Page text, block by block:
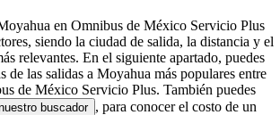
en Omnibus de México Servicio Plus
siendo la ciudad de salida, la distancia y el
relevantes. En el siguiente apartado, puedes
de las salidas a Moyahua más populares entre
de México Servicio Plus. También puedes
buscador , para conocer el costo de un